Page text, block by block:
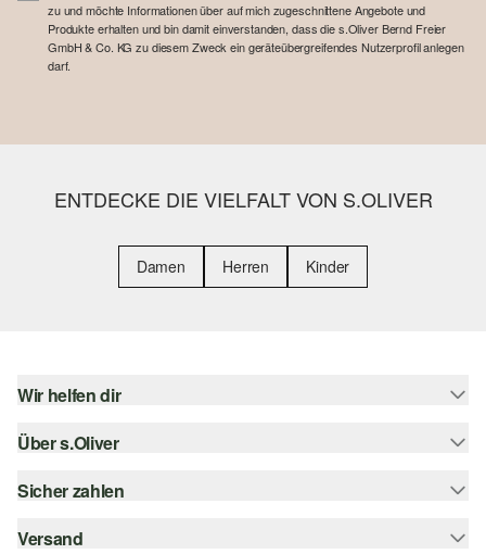
zu und möchte Informationen über auf mich zugeschnittene Angebote und
Produkte erhalten und bin damit einverstanden, dass die s.Oliver Bernd Freier
GmbH & Co. KG zu diesem Zweck ein geräteübergreifendes Nutzerprofil anlegen
darf.
ENTDECKE DIE VIELFALT VON S.OLIVER
Damen Herren Kinder
Wir helfen dir
Hilfe & FAQ
Größenberatung
Über s.Oliver
Newsletter
s.Oliver Card
Sicher zahlen
Rechnung
Versand